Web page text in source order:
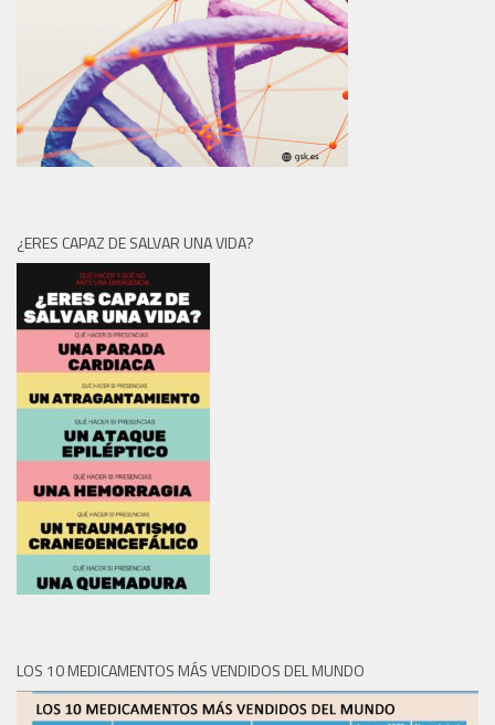
¿ERES CAPAZ DE SALVAR UNA VIDA?
LOS 10 MEDICAMENTOS MÁS VENDIDOS DEL MUNDO